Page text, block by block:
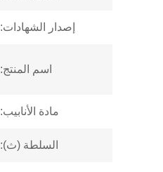
إصدار الشهادات:
اسم المنتج:
مادة الأنابيب:
السلطة (ث):